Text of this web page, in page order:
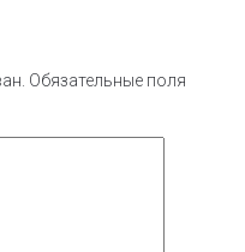
Обязательные поля